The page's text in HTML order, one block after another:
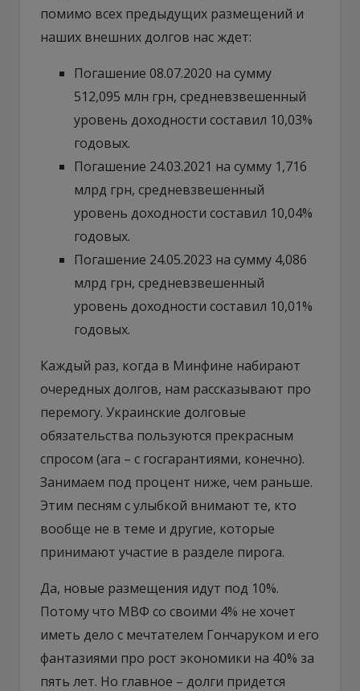
помимо всех предыдущих размещений и
наших внешних долгов нас ждет:
Погашение 08.07.2020 на сумму
512,095 млн грн, средневзвешенный
уровень доходности составил 10,03%
годовых.
Погашение 24.03.2021 на сумму 1,716
млрд грн, средневзвешенный
уровень доходности составил 10,04%
годовых.
Погашение 24.05.2023 на сумму 4,086
млрд грн, средневзвешенный
уровень доходности составил 10,01%
годовых.
Каждый раз, когда в Минфине набирают
очередных долгов, нам рассказывают про
перемогу. Украинские долговые
обязательства пользуются прекрасным
спросом (ага – с госгарантиями, конечно).
Занимаем под процент ниже, чем раньше.
Этим песням с улыбкой внимают те, кто
вообще не в теме и другие, которые
принимают участие в разделе пирога.
Да, новые размещения идут под 10%.
Потому что МВФ со своими 4% не хочет
иметь дело с мечтателем Гончаруком и его
фантазиями про рост экономики на 40% за
пять лет. Но главное – долги придется